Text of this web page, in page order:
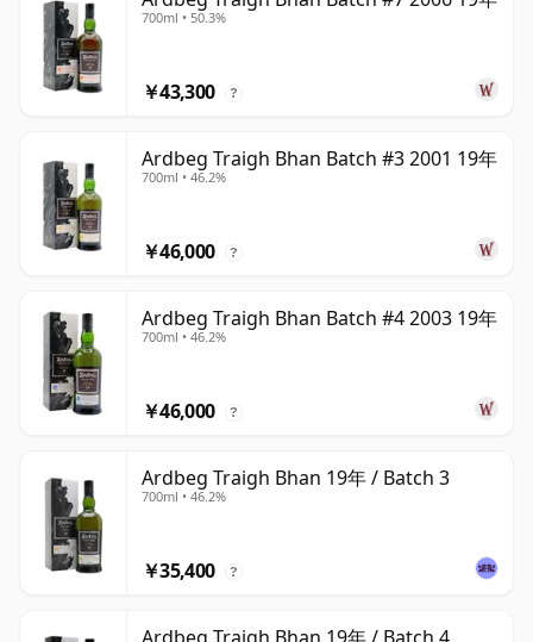
700ml • 50.3%
￥43,300 ?
Ardbeg Traigh Bhan Batch #3 2001 19年
700ml • 46.2%
￥46,000 ?
Ardbeg Traigh Bhan Batch #4 2003 19年
700ml • 46.2%
￥46,000 ?
Ardbeg Traigh Bhan 19年 / Batch 3
700ml • 46.2%
￥35,400 ?